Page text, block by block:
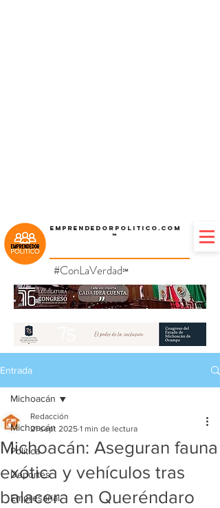
Emprendedorpolitico.com
™
#ConLaVerdad℠
Entrada
Michoacán
Política
Deportes
Empresarial
Michoacán
Michoacán: Aseguran fauna
exótica y vehículos tras
balacera en Queréndaro
Redacción
21 sept 2025 1 min de lectura